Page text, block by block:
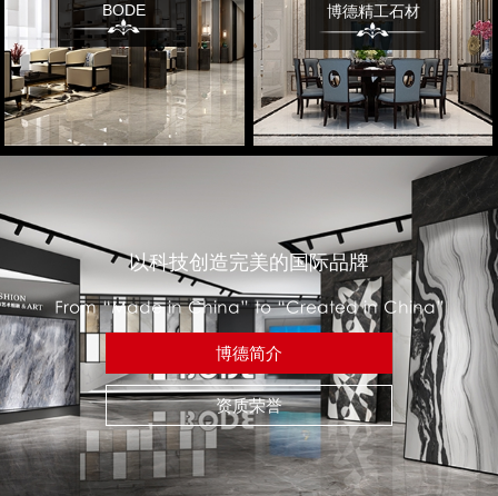
BODE 博德精工石材
以科技创造完美的国际品牌
From “Made in China” to “Created in China”
博德简介
资质荣誉